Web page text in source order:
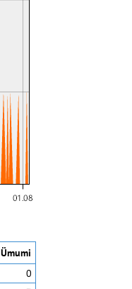
Ümumi
0